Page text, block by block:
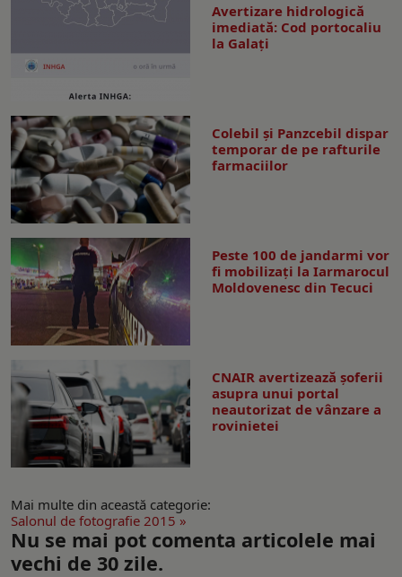
Avertizare hidrologică
imediată: Cod portocaliu
la Galaţi
Colebil și Panzcebil dispar
temporar de pe rafturile
farmaciilor
Peste 100 de jandarmi vor
fi mobilizați la Iarmarocul
Moldovenesc din Tecuci
CNAIR avertizează șoferii
asupra unui portal
neautorizat de vânzare a
rovinietei
Mai multe din această categorie:
Salonul de fotografie 2015 »
Nu se mai pot comenta articolele mai
vechi de 30 zile.